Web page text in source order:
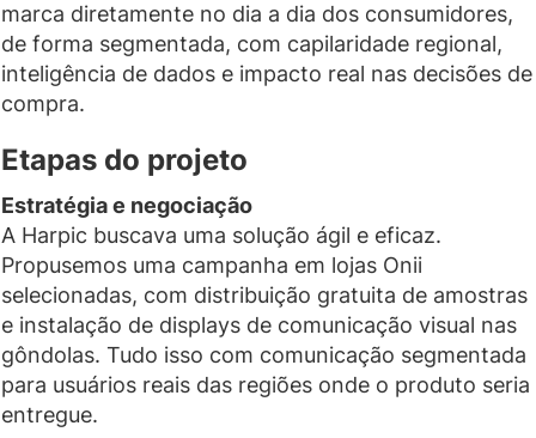
marca diretamente no dia a dia dos consumidores,
de forma segmentada, com capilaridade regional,
inteligência de dados e impacto real nas decisões de
compra.
Etapas do projeto
Estratégia e negociação
A Harpic buscava uma solução ágil e eficaz.
Propusemos uma campanha em lojas Onii
selecionadas, com distribuição gratuita de amostras
e instalação de displays de comunicação visual nas
gôndolas. Tudo isso com comunicação segmentada
para usuários reais das regiões onde o produto seria
entregue.